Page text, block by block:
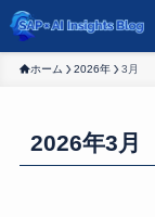
ホーム 2026年 3月
2026年3月